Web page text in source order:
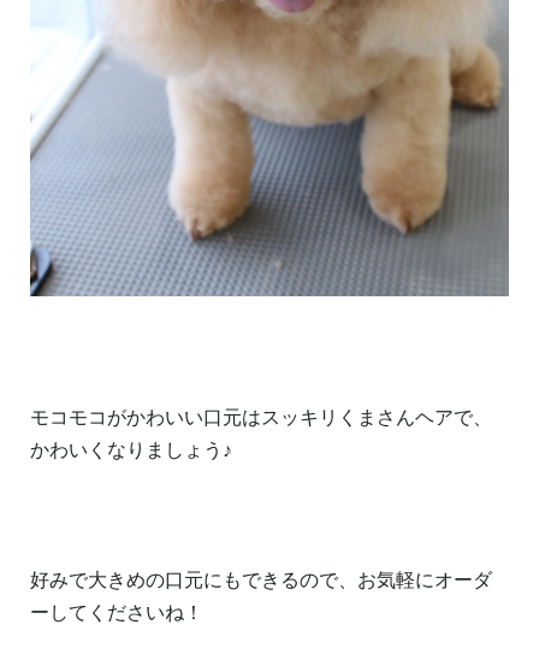
モコモコがかわいい口元はスッキリくまさんヘアで、
かわいくなりましょう♪
好みで大きめの口元にもできるので、お気軽にオーダ
ーしてくださいね！